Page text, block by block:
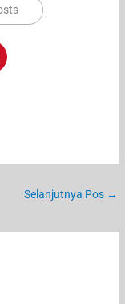
Selanjutnya Pos →